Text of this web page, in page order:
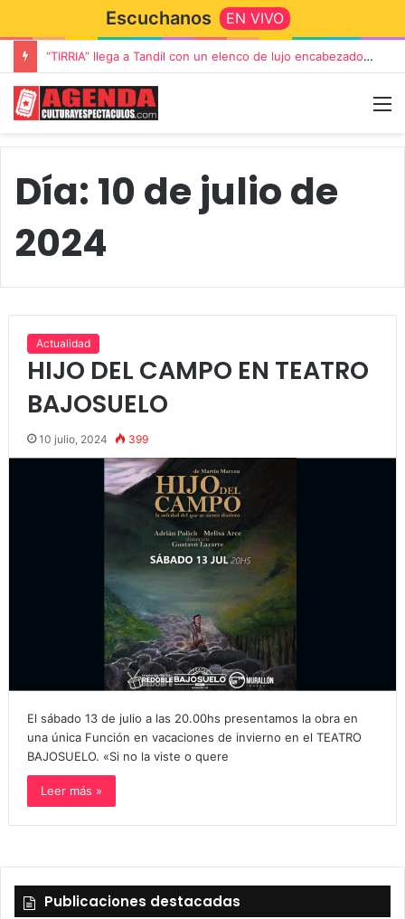
Escuchanos EN VIVO
“TIRRIA” llega a Tandil con un elenco de lujo encabezado por Capusotto, Spregelburd y Stefani
Día: 10 de julio de
2024
Actualidad
HIJO DEL CAMPO EN TEATRO
BAJOSUELO
10 julio, 2024 399
El sábado 13 de julio a las 20.00hs presentamos la obra en
una única Función en vacaciones de invierno en el TEATRO
BAJOSUELO. «Si no la viste o quere
Leer más »
Publicaciones destacadas